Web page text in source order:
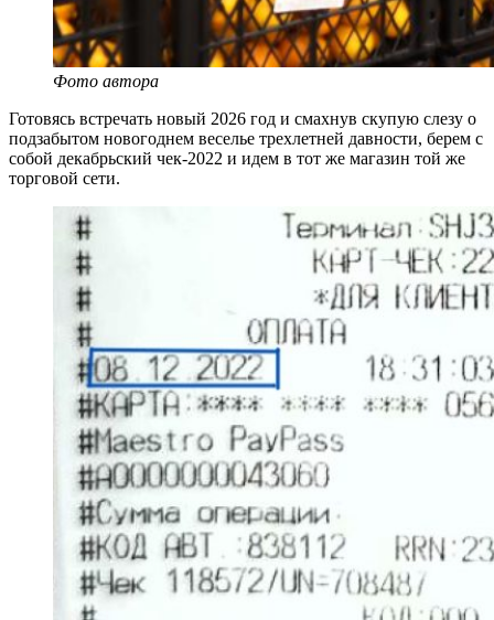
Фото автора
Готовясь встречать новый 2026 год и смахнув скупую слезу о
подзабытом новогоднем веселье трехлетней давности, берем с
собой декабрьский чек-2022 и идем в тот же магазин той же
торговой сети.